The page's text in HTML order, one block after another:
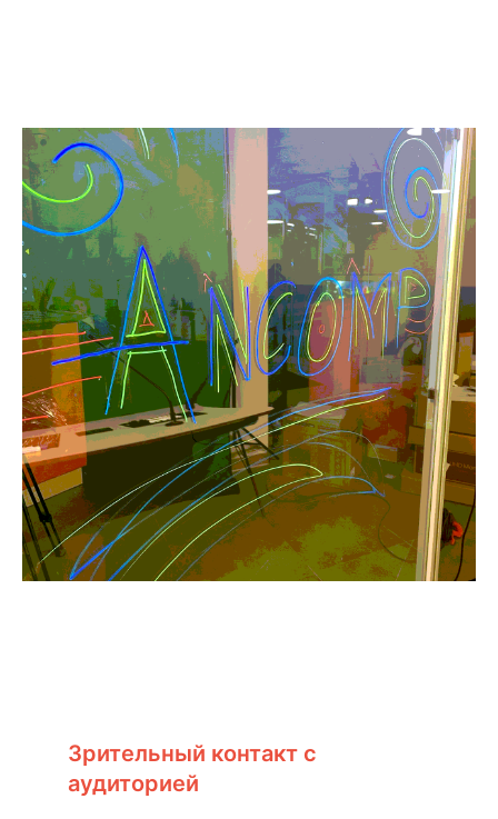
Зрительный контакт с
аудиторией